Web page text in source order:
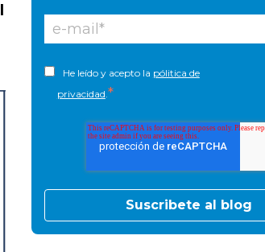
He leído y acepto la pólitica de
privacidad *